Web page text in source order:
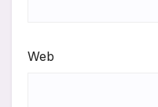
Web